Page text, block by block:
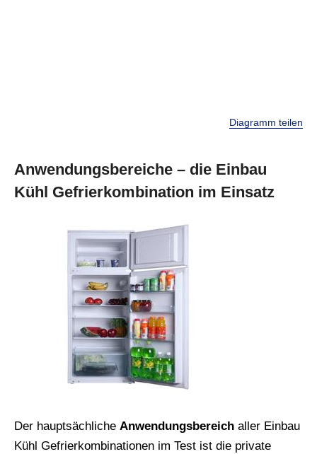
Diagramm teilen
Anwendungsbereiche – die Einbau
Kühl Gefrierkombination im Einsatz
Der hauptsächliche Anwendungsbereich aller Einbau
Kühl Gefrierkombinationen im Test ist die private